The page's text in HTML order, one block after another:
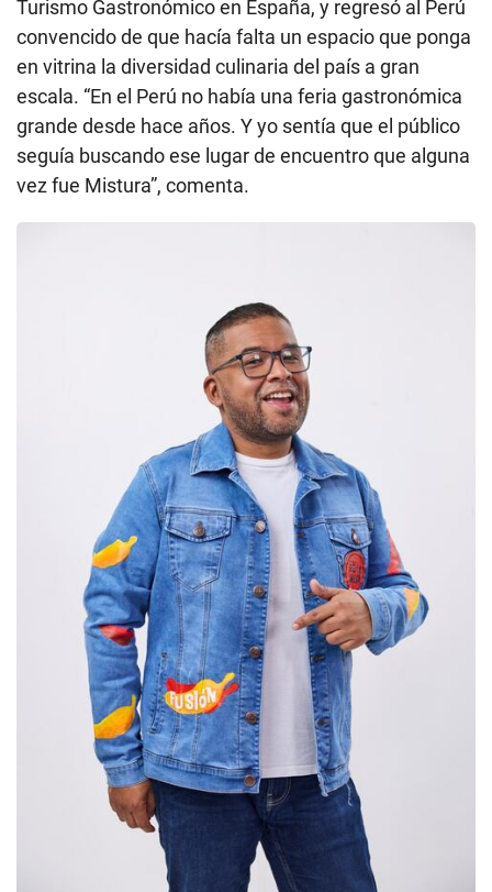
Turismo Gastronómico en España, y regresó al Perú
convencido de que hacía falta un espacio que ponga
en vitrina la diversidad culinaria del país a gran
escala. “En el Perú no había una feria gastronómica
grande desde hace años. Y yo sentía que el público
seguía buscando ese lugar de encuentro que alguna
vez fue Mistura”, comenta.